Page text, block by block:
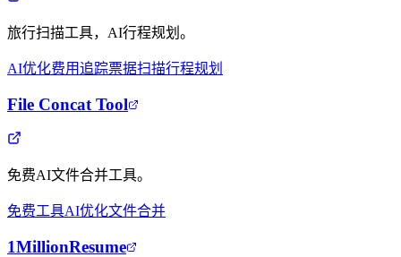
旅行扫描工具，AI行程规划。
AI优化费用追踪票据扫描行程规划
File Concat Tool
免费AI文件合并工具。
免费工具AI优化文件合并
1MillionResume